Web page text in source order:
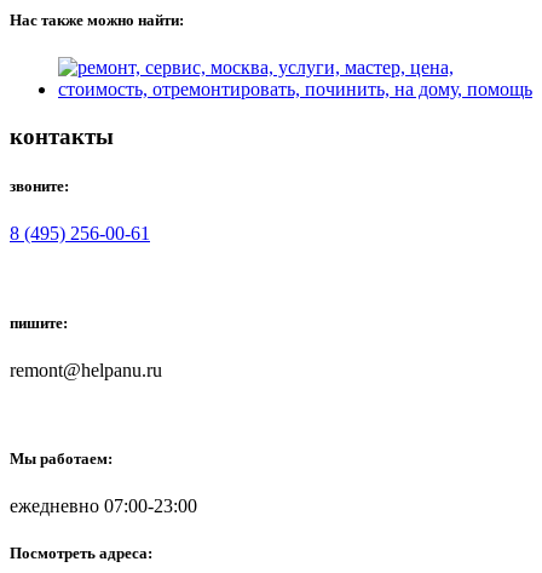
Нас также можно найти:
контакты
звоните:
8 (495) 256-00-61
пишите:
remont@helpanu.ru
Мы работаем:
ежедневно 07:00-23:00
Посмотреть адреса: